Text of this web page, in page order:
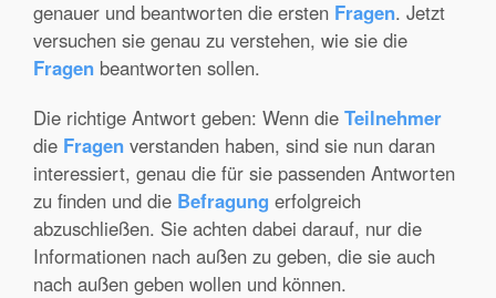
genauer und beantworten die ersten Fragen. Jetzt
versuchen sie genau zu verstehen, wie sie die
Fragen beantworten sollen.
Die richtige Antwort geben: Wenn die Teilnehmer
die Fragen verstanden haben, sind sie nun daran
interessiert, genau die für sie passenden Antworten
zu finden und die Befragung erfolgreich
abzuschließen. Sie achten dabei darauf, nur die
Informationen nach außen zu geben, die sie auch
nach außen geben wollen und können.